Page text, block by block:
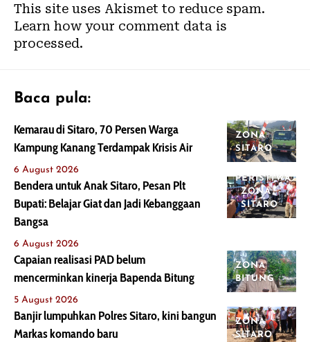
This site uses Akismet to reduce spam.
Learn how your comment data is
processed.
Baca pula:
ZONA
SITARO
Kemarau di Sitaro, 70 Persen Warga
Kampung Kanang Terdampak Krisis Air
6 August 2026
PERISTIWA
ZONA
SITARO
Bendera untuk Anak Sitaro, Pesan Plt
Bupati: Belajar Giat dan Jadi Kebanggaan
Bangsa
6 August 2026
ZONA
BITUNG
Capaian realisasi PAD belum
mencerminkan kinerja Bapenda Bitung
5 August 2026
ZONA
SITARO
Banjir lumpuhkan Polres Sitaro, kini bangun
Markas komando baru